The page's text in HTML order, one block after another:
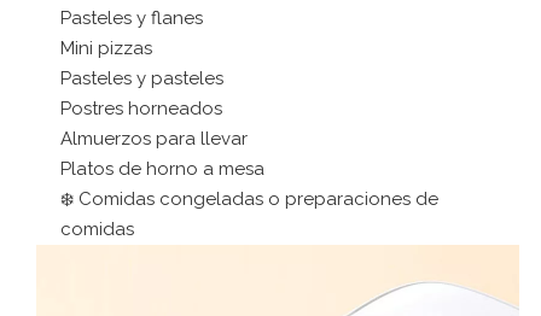
Pasteles y flanes
Mini pizzas
Pasteles y pasteles
Postres horneados
Almuerzos para llevar
Platos de horno a mesa
❄️ Comidas congeladas o preparaciones de
comidas